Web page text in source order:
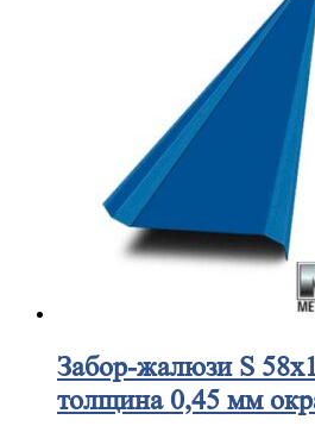
Забор-жалюзиS
толщина 0,45 мм